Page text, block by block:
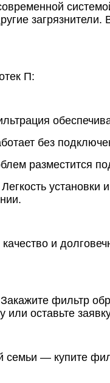
П:
без
разместится
и
фильтр
или оставьте
— купите